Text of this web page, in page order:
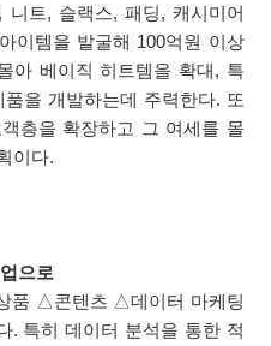
니트, 슬랙스, 패딩, 캐시미어
이템을 발굴해 100억원 이상
아 베이직 히트템을 확대, 특
을 개발하는데 주력한다. 또
층을 확장하고 그 여세를 몰
이다.
으로
품 △콘텐츠 △데이터 마케팅
. 특히 데이터 분석을 통한 적